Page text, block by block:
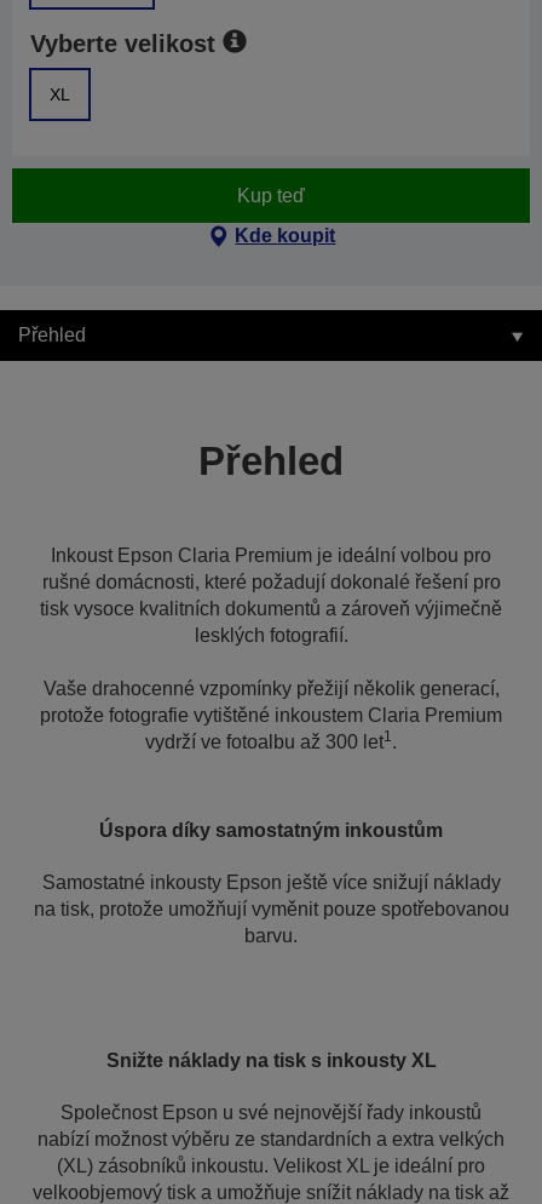
Vyberte velikost
XL
Kup teď
Kde koupit
Přehled
Přehled
Inkoust Epson Claria Premium je ideální volbou pro
rušné domácnosti, které požadují dokonalé řešení pro
tisk vysoce kvalitních dokumentů a zároveň výjimečně
lesklých fotografií.
Vaše drahocenné vzpomínky přežijí několik generací,
protože fotografie vytištěné inkoustem Claria Premium
vydrží ve fotoalbu až 300 let1.
Úspora díky samostatným inkoustům
Samostatné inkousty Epson ještě více snižují náklady
na tisk, protože umožňují vyměnit pouze spotřebovanou
barvu.
Snižte náklady na tisk s inkousty XL
Společnost Epson u své nejnovější řady inkoustů
nabízí možnost výběru ze standardních a extra velkých
(XL) zásobníků inkoustu. Velikost XL je ideální pro
velkoobjemový tisk a umožňuje snížit náklady na tisk až